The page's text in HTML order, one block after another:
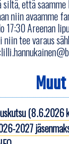
että
niin avaamme
17:30 Areenan
tee varaus
(8.6.2026
2027